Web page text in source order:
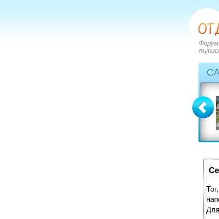
вопросов: 2828
ответов: 3549